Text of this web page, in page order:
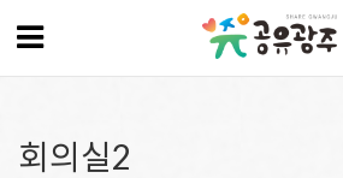
회의실2